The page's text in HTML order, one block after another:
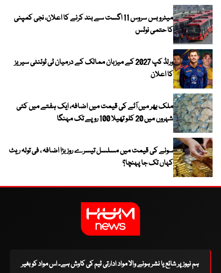
میٹرو بس سروس 11 اگست سے بند کرنے کا اعلان، نجی کمپنی
کا حتمی نوٹس
ورلڈ کپ 2027 کے میزبان ممالک کے درمیان ٹی ٹوئنٹی سیریز
کا اعلان
ملک بھر میں آٹے کی قیمت میں اضافہ، ایک ہفتے میں کئی
شہروں میں 20 کلو تھیلا 100 روپے تک مہنگا
سونے کی قیمت میں مسلسل تیسرے روز بڑا اضافہ ، فی تولہ ریٹ
کہاں تک جا پہنچا؟
ہم نیوز پر شائع یا نشر ہونے والا مواد ادارتی ٹیم کی کاوش ہے۔ اس مواد کو بغیر